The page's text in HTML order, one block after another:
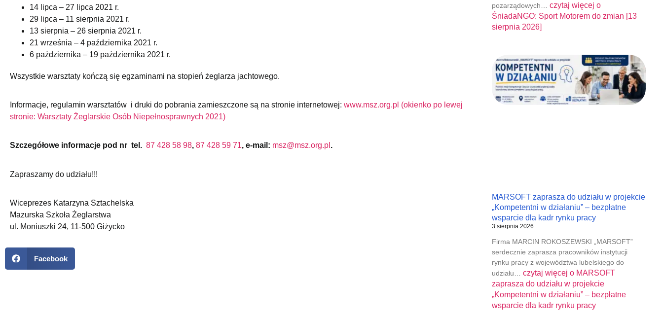
14 lipca – 27 lipca 2021 r.
29 lipca – 11 sierpnia 2021 r.
13 sierpnia – 26 sierpnia 2021 r.
21 września – 4 października 2021 r.
6 października – 19 października 2021 r.
Wszystkie warsztaty kończą się egzaminami na stopień żeglarza jachtowego.
Informacje, regulamin warsztatów i druki do pobrania zamieszczone są na stronie internetowej: www.msz.org.pl (okienko po lewej
stronie: Warsztaty Żeglarskie Osób Niepełnosprawnych 2021)
Szczegółowe informacje pod nr tel. 87 428 58 98, 87 428 59 71, e-mail: msz@msz.org.pl .
Zapraszamy do udziału!!!
Wiceprezes Katarzyna Sztachelska
Mazurska Szkoła Żeglarstwa
ul. Moniuszki 24, 11-500 Giżycko
Facebook
pozarządowych… czytaj więcej o
ŚniadaNGO: Sport Motorem do zmian [13
sierpnia 2026]
MARSOFT zaprasza do udziału w projekcie
„Kompetentni w działaniu” – bezpłatne
wsparcie dla kadr rynku pracy
3 sierpnia 2026
Firma MARCIN ROKOSZEWSKI „MARSOFT”
serdecznie zaprasza pracowników instytucji
rynku pracy z województwa lubelskiego do
udziału… czytaj więcej oMARSOFT
zaprasza do udziału w projekcie
„Kompetentni w działaniu” – bezpłatne
wsparcie dla kadr rynku pracy